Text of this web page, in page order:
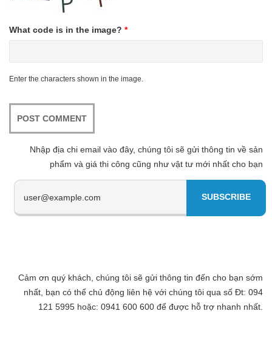
What code is in the image? *
Enter the characters shown in the image.
Nhập địa chi email vào đây, chúng tôi sẽ gửi thông tin về sản
phẩm và giá thi công cũng như vật tư mới nhất cho bạn
Cảm ơn quý khách, chúng tôi sẽ gửi thông tin đến cho bạn sớm
nhất, bạn có thể chủ động liên hệ với chúng tôi qua số Đt: 094
121 5995 hoặc: 0941 600 600 để được hỗ trợ nhanh nhất.